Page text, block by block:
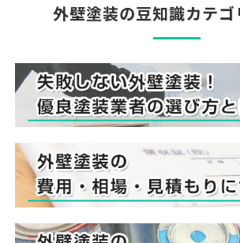
外壁塗装の豆知識カテ